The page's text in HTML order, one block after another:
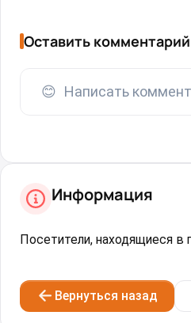
Оставить комментарий
😊 Написать
Информация
Посетители, находящиеся в
Вернуться назад